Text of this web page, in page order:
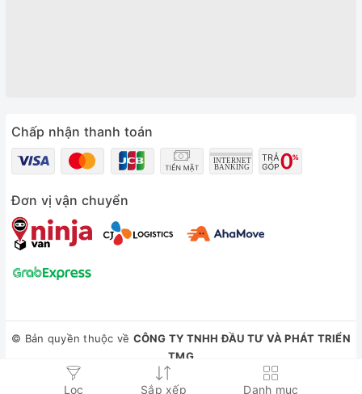
Lọc Sắp xếp Danh mục
Chấp nhận thanh toán
Đơn vị vận chuyển
© Bản quyền thuộc về CÔNG TY TNHH ĐẦU TƯ VÀ PHÁT TRIỂN
TMG
Cung cấp bởi